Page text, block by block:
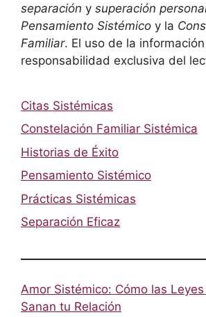
separación y superación
Pensamiento Sistémico y la
Familiar. El uso de la
responsabilidad exclusiva del
Citas Sistémicas
Constelación Familiar Sistémica
Historias de Éxito
Pensamiento Sistémico
Prácticas Sistémicas
Separación Eficaz
Amor Sistémico: Cómo las
Sanan tu Relación